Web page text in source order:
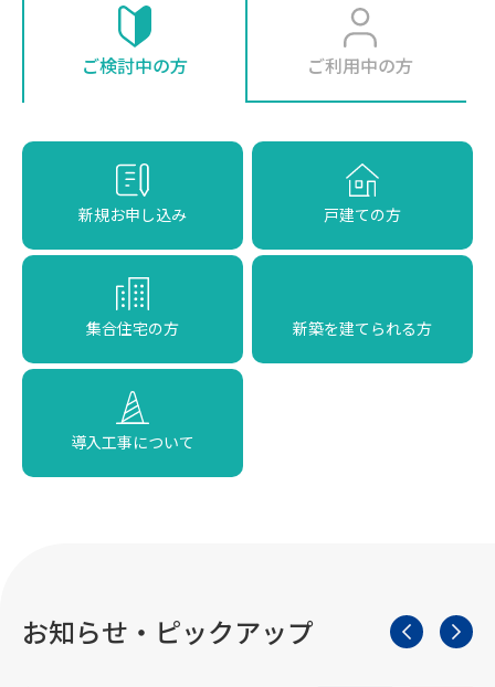
ご検討中の方 ご利用中の方
新規お申し込み 戸建ての方
集合住宅の方 新築を建てられる方
導入工事について
お知らせ・ピックアップ